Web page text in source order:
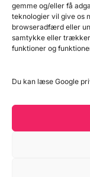
gemme og/eller få
teknologier vil give os
browseradfærd eller
samtykke eller
funktioner og
Du kan læse Google